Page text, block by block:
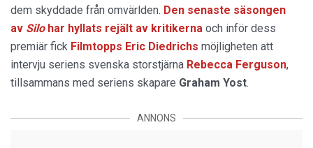
dem skyddade från omvärlden. Den senaste säsongen
av Silo har hyllats rejält av kritikerna och inför dess
premiär fick Filmtopps Eric Diedrichs möjligheten att
intervju seriens svenska storstjärna Rebecca Ferguson,
tillsammans med seriens skapare Graham Yost.
ANNONS